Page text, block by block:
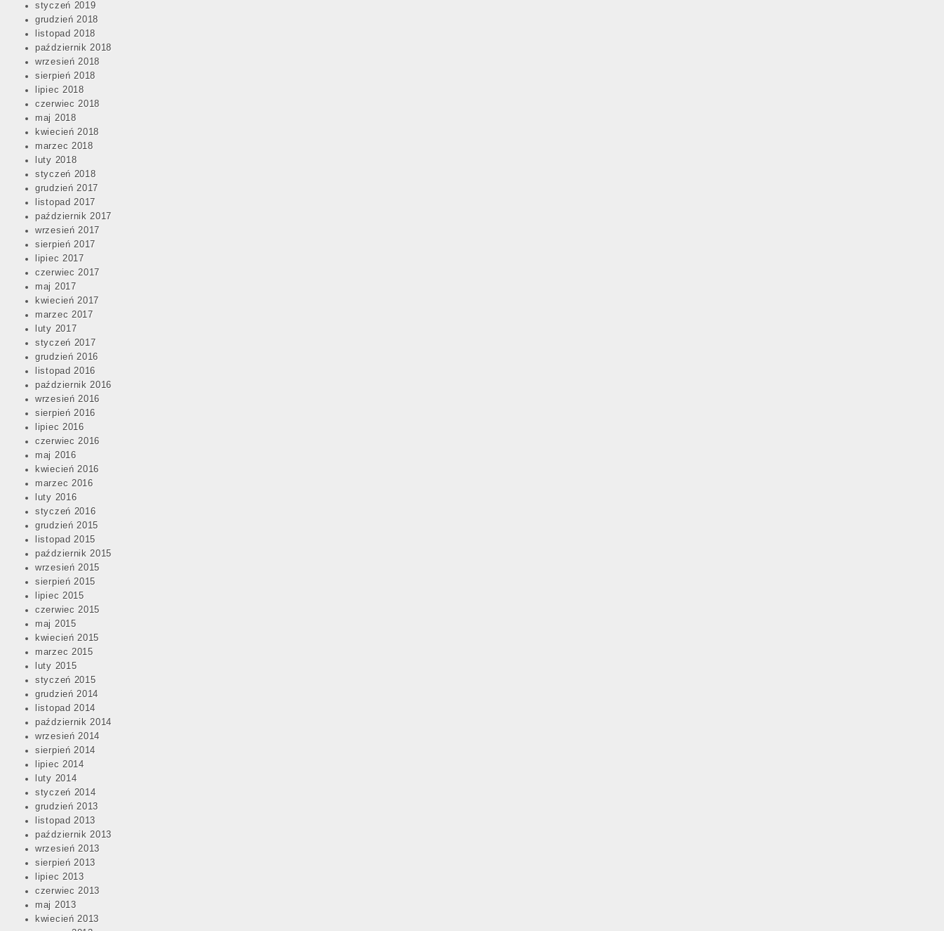
styczeń 2019
grudzień 2018
listopad 2018
październik 2018
wrzesień 2018
sierpień 2018
lipiec 2018
czerwiec 2018
maj 2018
kwiecień 2018
marzec 2018
luty 2018
styczeń 2018
grudzień 2017
listopad 2017
październik 2017
wrzesień 2017
sierpień 2017
lipiec 2017
czerwiec 2017
maj 2017
kwiecień 2017
marzec 2017
luty 2017
styczeń 2017
grudzień 2016
listopad 2016
październik 2016
wrzesień 2016
sierpień 2016
lipiec 2016
czerwiec 2016
maj 2016
kwiecień 2016
marzec 2016
luty 2016
styczeń 2016
grudzień 2015
listopad 2015
październik 2015
wrzesień 2015
sierpień 2015
lipiec 2015
czerwiec 2015
maj 2015
kwiecień 2015
marzec 2015
luty 2015
styczeń 2015
grudzień 2014
listopad 2014
październik 2014
wrzesień 2014
sierpień 2014
lipiec 2014
luty 2014
styczeń 2014
grudzień 2013
listopad 2013
październik 2013
wrzesień 2013
sierpień 2013
lipiec 2013
czerwiec 2013
maj 2013
kwiecień 2013